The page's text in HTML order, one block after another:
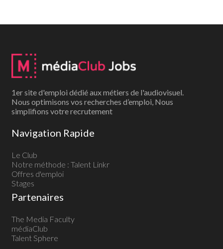
1er site d'emploi dédié aux métiers de l'audiovisuel.
Nous optimisons vos recherches d’emploi, Nous
simplifions votre recrutement
Navigation Rapide
Le Club
Notre méthode : Talent Linkr
Offres d'emploi
Stages
Partenaires
The Media Faculty
médiaClub
Talent Sphere